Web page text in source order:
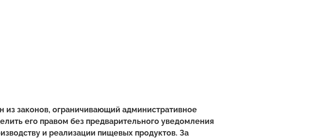
из законов, ограничивающий административное
его правом без предварительного уведомления
и реализации пищевых продуктов. За